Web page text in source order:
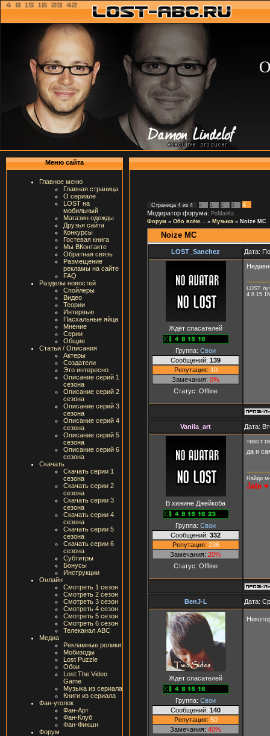
Меню сайта
Главное меню
Главная страница
О сериале
LOST на
мобильный
Магазин одежды
Друзья сайта
Конкурсы
Гостевая книга
Мы ВКонтакте
Обратная связь
Размещение
рекламы на сайте
FAQ
Разделы новостей
Спойлеры
Видео
Теории
Интервью
Пасхальные яйца
Мнение
Серии
Общие
Статьи / Описания
Актеры
Создатели
Это интересно
Описание серий 1
сезона
Описание серий 2
сезона
Описание серий 3
сезона
Описание серий 4
сезона
Описание серий 5
сезона
Описание серий 6
сезона
Скачать
Скачать серии 1
сезона
Скачать серии 2
сезона
Скачать серии 3
сезона
Скачать серии 4
сезона
Скачать серии 5
сезона
Скачать серии 6
сезона
Субтитры
Бонусы
Инструкции
Онлайн
Смотреть 1 сезон
Смотреть 2 сезон
Смотреть 3 сезон
Смотреть 4 сезон
Смотреть 5 сезон
Смотреть 6 сезон
Телеканал ABC
Медиа
Рекламные ролики
Мобизоды
Lost Puzzle
Обои
Lost:The Video
Game
Музыка из сериала
Книги из сериала
Фан-уголок
Фан-Арт
Фан-Клуб
Фан-Фикшн
Форум
Страница 4 из 4 « 1 2 3
4
Модератор форума: PoMarKa
Форум » Обо всём... » Музыка » Noize MC
Noize MC
LOST_Sanchez Дата:
Ждёт спасателей
Группа: Свои
Сообщений: 139
Репутация: 10
Замечания: 0%
Статус: Offline
LOST
4 8 15
Vanila_art Дата:
В хижине Джейкоба
Группа: Свои
Сообщений: 332
Репутация: 236
Замечания: 20%
Статус: Offline
текст
да и
Найди
Jate
BenJ-L Дата:
Ждёт спасателей
Группа: Свои
Сообщений: 140
Репутация: 50
Замечания: 40%